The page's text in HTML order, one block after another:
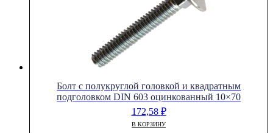
Болт с полукруглой головкой и квадратным
подголовком DIN 603 оцинкованный 10×70
172,58 ₽
В КОРЗИНУ